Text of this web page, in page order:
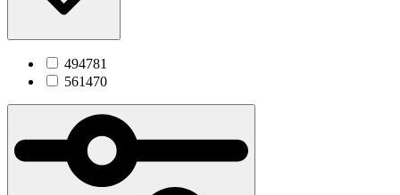
494781
561470